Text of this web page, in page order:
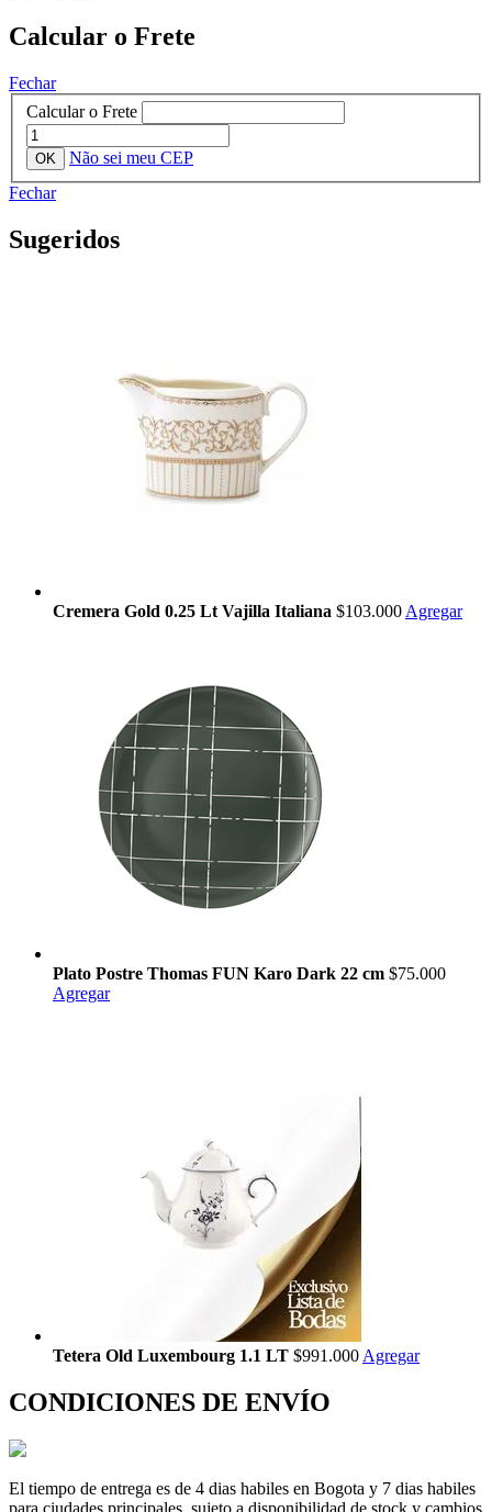
Calcular o Frete
Fechar
Calcular o Frete
Não sei meu CEP
Fechar
Sugeridos
Cremera Gold 0.25 Lt Vajilla Italiana $103.000 Agregar
Plato Postre Thomas FUN Karo Dark 22 cm $75.000
Agregar
Tetera Old Luxembourg 1.1 LT $991.000 Agregar
CONDICIONES DE ENVÍO
El tiempo de entrega es de 4 dias habiles en Bogota y 7 dias habiles
para ciudades principales, sujeto a disponibilidad de stock y cambios